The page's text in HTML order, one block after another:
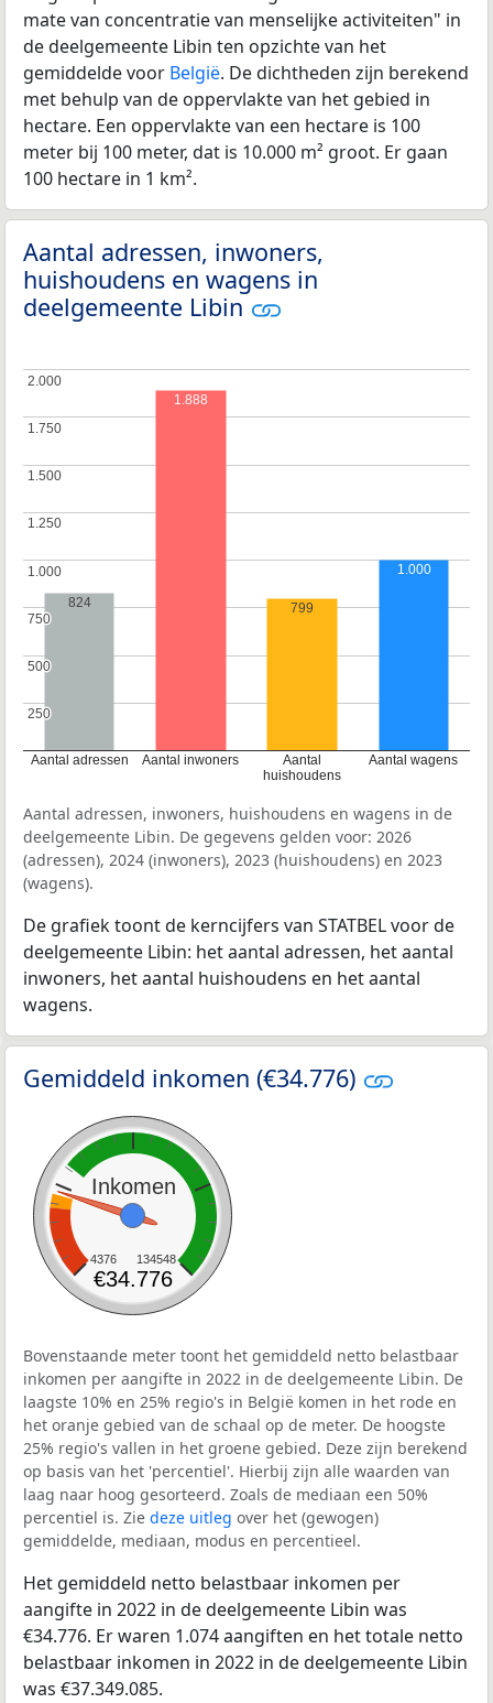
mate van concentratie van menselijke activiteiten" in
de deelgemeente Libin ten opzichte van het
gemiddelde voor België. De dichtheden zijn berekend
met behulp van de oppervlakte van het gebied in
hectare. Een oppervlakte van een hectare is 100
meter bij 100 meter, dat is 10.000 m² groot. Er gaan
100 hectare in 1 km².
Aantal adressen, inwoners,
huishoudens en wagens in
deelgemeente Libin
Aantal adressen Aantal inwoners
Aantal
huishoudens
Aantal wagens
250
250
500
500
750
750
1.000
1.000
1.250
1.250
1.500
1.500
1.750
1.750
2.000
2.000
824
1.888
799
1.000
Aantal adressen, inwoners, huishoudens en wagens in de
deelgemeente Libin. De gegevens gelden voor: 2026
(adressen), 2024 (inwoners), 2023 (huishoudens) en 2023
(wagens).
De grafiek toont de kerncijfers van STATBEL voor de
deelgemeente Libin: het aantal adressen, het aantal
inwoners, het aantal huishoudens en het aantal
wagens.
Gemiddeld inkomen (€34.776)
Inkomen
4376 134548
€34.776
Bovenstaande meter toont het gemiddeld netto belastbaar
inkomen per aangifte in 2022 in de deelgemeente Libin. De
laagste 10% en 25% regio's in België komen in het rode en
het oranje gebied van de schaal op de meter. De hoogste
25% regio's vallen in het groene gebied. Deze zijn berekend
op basis van het 'percentiel'. Hierbij zijn alle waarden van
laag naar hoog gesorteerd. Zoals de mediaan een 50%
percentiel is. Zie deze uitleg over het (gewogen)
gemiddelde, mediaan, modus en percentieel.
Het gemiddeld netto belastbaar inkomen per
aangifte in 2022 in de deelgemeente Libin was
€34.776. Er waren 1.074 aangiften en het totale netto
belastbaar inkomen in 2022 in de deelgemeente Libin
was €37.349.085.